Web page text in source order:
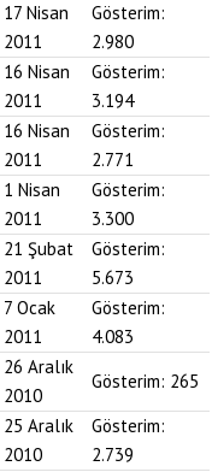
17 Nisan
2011
Gösterim:
2.980
16 Nisan
2011
Gösterim:
3.194
16 Nisan
2011
Gösterim:
2.771
1 Nisan
2011
Gösterim:
3.300
21 Şubat
2011
Gösterim:
5.673
7 Ocak
2011
Gösterim:
4.083
26 Aralık
2010
Gösterim: 265
25 Aralık
2010
Gösterim:
2.739